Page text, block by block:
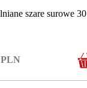
szare surowe 30
PLN